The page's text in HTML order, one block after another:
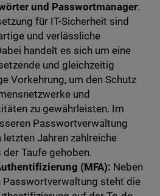
und Passwortmanager:
für IT-Sicherheit sind
und verlässliche
handelt es sich um eine
und gleichzeitig
Vorkehrung, um den Schutz
und
zu gewährleisten. Im
Passwortverwaltung
letzten Jahren zahlreiche
der Taufe gehoben.
(MFA): Neben
Passwortverwaltung steht die